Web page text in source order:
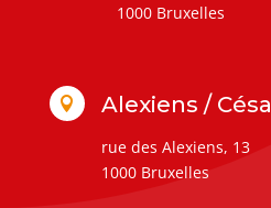
1000 Bruxelles
 Alexiens /
rue des Alexiens, 13
1000 Bruxelles